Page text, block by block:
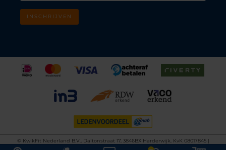
INSCHRIJVEN
©
KwikFit Nederland B.V., Daltonstraat 17, 3846BX Harderwijk, KvK 08017845 |
Algemene voorwaarden
Privacyverklaring Cookiebeleid Disclaimer